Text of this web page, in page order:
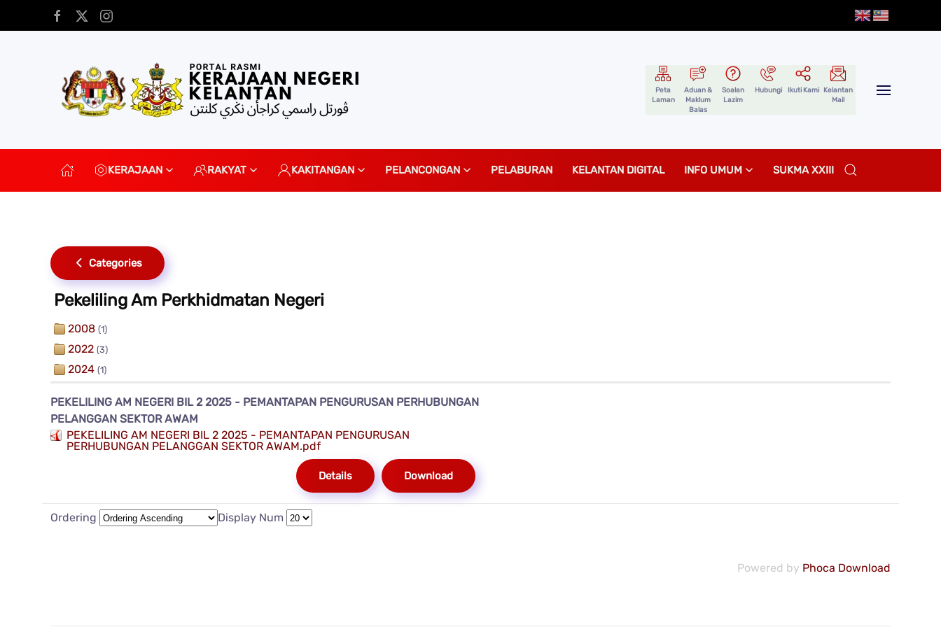
Peta
Laman
Aduan &
Maklum
Balas
Soalan
Lazim
Hubungi Ikuti Kami
Kelantan
Mail
KERAJAAN RAKYAT KAKITANGAN PELANCONGAN PELABURAN KELANTAN DIGITAL INFO UMUM SUKMA XXIII
Categories
Pekeliling Am Perkhidmatan Negeri
2008 (1)
2022 (3)
2024 (1)
PEKELILING AM NEGERI BIL 2 2025 - PEMANTAPAN PENGURUSAN PERHUBUNGAN
PELANGGAN SEKTOR AWAM
PEKELILING AM NEGERI BIL 2 2025 - PEMANTAPAN PENGURUSAN
PERHUBUNGAN PELANGGAN SEKTOR AWAM.pdf
Download
Details
Ordering Display Num
Powered by Phoca Download